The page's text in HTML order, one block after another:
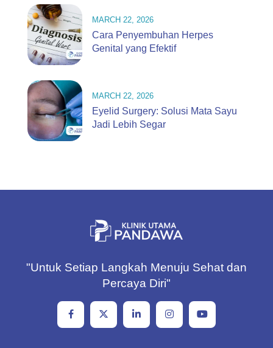
MARCH 22, 2026
Cara Penyembuhan Herpes
Genital yang Efektif
MARCH 22, 2026
Eyelid Surgery: Solusi Mata Sayu
Jadi Lebih Segar
"Untuk Setiap Langkah Menuju Sehat dan
Percaya Diri"